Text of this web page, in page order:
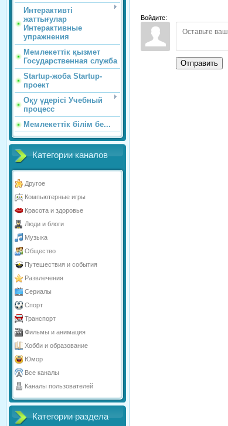
Интерактивті
жаттығулар
Интерактивные
упражнения
Мемлекеттік қызмет
Государственная служба
Startup-жоба Startup-
проект
Оқу үдерісі Учебный
процесс
Мемлекеттік білім бе...
Категории каналов
Другое
Компьютерные игры
Красота и здоровье
Люди и блоги
Музыка
Общество
Путешествия и события
Развлечения
Сериалы
Спорт
Транспорт
Фильмы и анимация
Хобби и образование
Юмор
Все каналы
Каналы пользователей
Категории раздела
Войдите:
Отправить